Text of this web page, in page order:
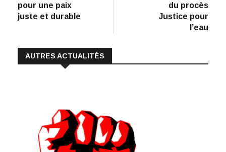
o
o n
l’article
pour une paix
juste et durable
du procès
Justice pour
l’eau
AUTRES ACTUALITÉS